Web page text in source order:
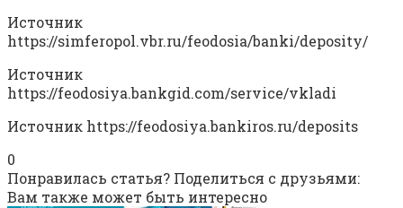
Источник
https://simferopol.vbr.ru/feodosia/banki/deposity/
Источник
https://feodosiya.bankgid.com/service/vkladi
Источник https://feodosiya.bankiros.ru/deposits
0
Понравилась статья? Поделиться с друзьями:
Вам также может быть интересно